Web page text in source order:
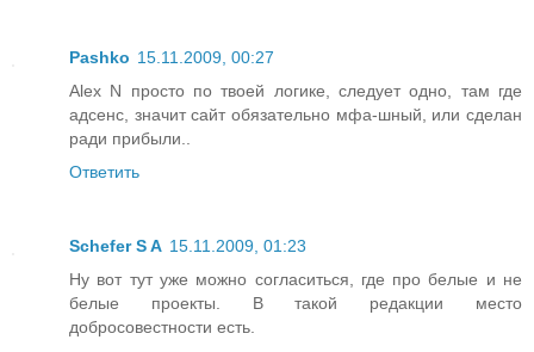
Pashko 15.11.2009, 00:27
Alex N просто по твоей логике, следует одно, там где
адсенс, значит сайт обязательно мфа-шный, или сделан
ради прибыли..
Ответить
Schefer S A 15.11.2009, 01:23
Ну вот тут уже можно согласиться, где про белые и не
белые проекты. В такой редакции место
добросовестности есть.